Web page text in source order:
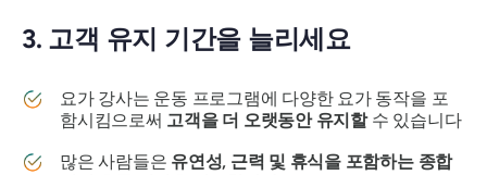
3. 고객 유지 기간을 늘리세요
요가 강사는 운동 프로그램에 다양한 요가 동작을 포
함시킴으로써 고객을 더 오랫동안 유지할수 있습니다
많은 사람들은 유연성, 근력 및 휴식을 포함하는 종합